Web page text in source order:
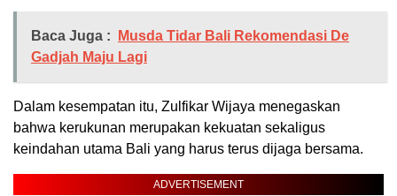
Baca Juga :
Musda Tidar Bali Rekomendasi De
Gadjah Maju Lagi
Dalam kesempatan itu, Zulfikar Wijaya menegaskan
bahwa kerukunan merupakan kekuatan sekaligus
keindahan utama Bali yang harus terus dijaga bersama.
ADVERTISEMENT